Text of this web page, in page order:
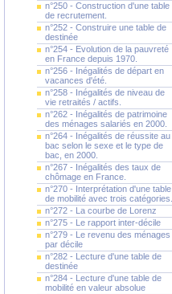
n°250 - Construction d'une table
de recrutement.
n°252 - Construire une table de
destinée
n°254 - Evolution de la pauvreté
en France depuis 1970.
n°256 - Inégalités de départ en
vacances d'été.
n°258 - Inégalités de niveau de
vie retraités / actifs.
n°262 - Inégalités de patrimoine
des ménages salariés en 2000.
n°264 - Inégalités de réussite au
bac selon le sexe et le type de
bac, en 2000.
n°267 - Inégalités des taux de
chômage en France.
n°270 - Interprétation d'une table
de mobilité avec trois catégories.
n°272 - La courbe de Lorenz
n°275 - Le rapport inter-décile
n°279 - Le revenu des ménages
par décile
n°282 - Lecture d'une table de
destinée
n°284 - Lecture d'une table de
mobilité en valeur absolue